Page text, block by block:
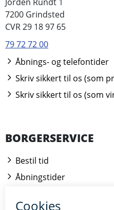
7200 Grindsted
CVR 29 18 97 65
79 72 72 00
Åbnings- og telefontider
Skriv sikkert til os (som
Skriv sikkert til os (som
BORGERSERVICE
Bestil tid
Åbningstider
Kontakt borgerrådgiveren